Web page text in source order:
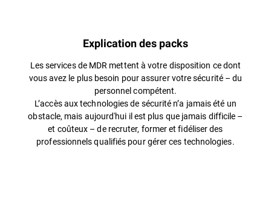
Explication des packs
Les services de MDR mettent à votre disposition ce dont
vous avez le plus besoin pour assurer votre sécurité – du
personnel compétent.
L’accès aux technologies de sécurité n’a jamais été un
obstacle, mais aujourd'hui il est plus que jamais difficile –
et coûteux – de recruter, former et fidéliser des
professionnels qualifiés pour gérer ces technologies.​